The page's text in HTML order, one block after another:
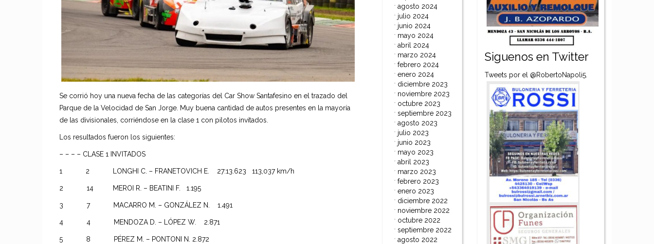
Se corrió hoy una nueva fecha de las categorías del Car Show Santafesino en el trazado del
Parque de la Velocidad de San Jorge. Muy buena cantidad de autos presentes en la mayoría
de las divisionales, corriéndose en la clase 1 con pilotos invitados.
Los resultados fueron los siguientes:
– – – – CLASE 1 INVITADOS
1 2 LONGHI C. – FRANETOVICH E. 27:13.623 113,037 km/h
2 14 MEROI R. – BEATINI F. 1.195
3 7 MACARRO M. – GONZÁLEZ N. 1.491
4 4 MENDOZA D. – LÓPEZ W. 2.871
5 8 PÉREZ M. – PONTONI N. 2.872
agosto 2024
julio 2024
junio 2024
mayo 2024
abril 2024
marzo 2024
febrero 2024
enero 2024
diciembre 2023
noviembre 2023
octubre 2023
septiembre 2023
agosto 2023
julio 2023
junio 2023
mayo 2023
abril 2023
marzo 2023
febrero 2023
enero 2023
diciembre 2022
noviembre 2022
octubre 2022
septiembre 2022
agosto 2022
Siguenos en Twitter
Tweets por el @RobertoNapoli5.